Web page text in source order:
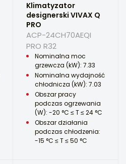
Klimatyzator
designerski VIVAX Q
PRO
ACP-24CH70AEQI
PRO R32
Nominalna moc
grzewcza (kW): 7.33
Nominalna wydajność
chłodnicza (kW): 7.03
Obszar pracy
podczas ogrzewania
(W): -20 °C ≤ T ≤ 24 °C
Obszar działania
podczas chłodzenia:
-15 °C ≤ T ≤ 50 °C